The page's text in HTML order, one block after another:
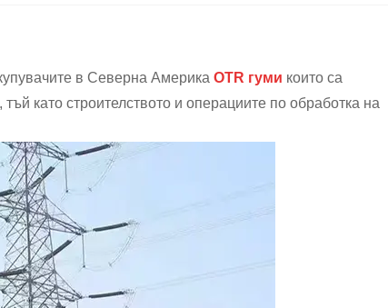
в Северна Америка OTR гуми които са
като строителството и операциите по обработка на